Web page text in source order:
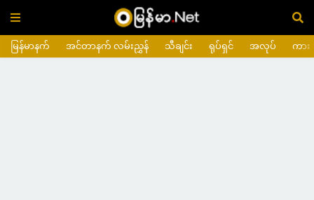
မြန်မာနက် အင်တာနက် လမ်းညွှန် သီချင်း ရုပ်ရှင် အလုပ် ကား